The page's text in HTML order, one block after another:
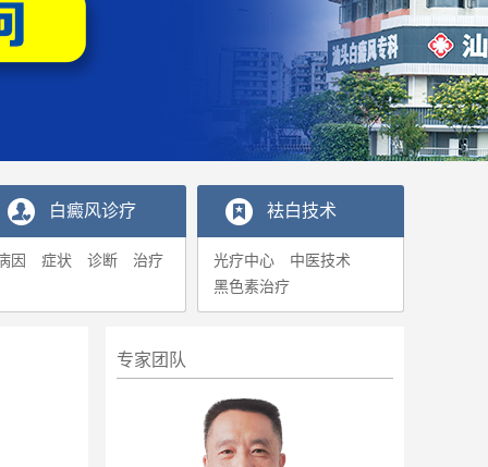
白癜风诊疗
因 症状 诊断 治疗
袪白技术
光疗中心
中医技术
黑色素治疗
专家团队